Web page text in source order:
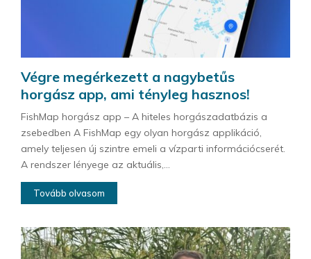
Végre megérkezett a nagybetűs
horgász app, ami tényleg hasznos!
FishMap horgász app – A hiteles horgászadatbázis a
zsebedben A FishMap egy olyan horgász applikáció,
amely teljesen új szintre emeli a vízparti információcserét.
A rendszer lényege az aktuális,...
Tovább olvasom